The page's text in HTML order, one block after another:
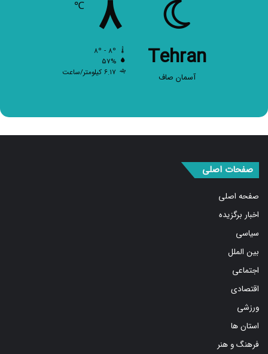
Tehran
۸
۵۷%
صفحه اصلی
اخبار برگزیده
سیاسی
بین الملل
اجتماعی
اقتصادی
ورزشی
استان ها